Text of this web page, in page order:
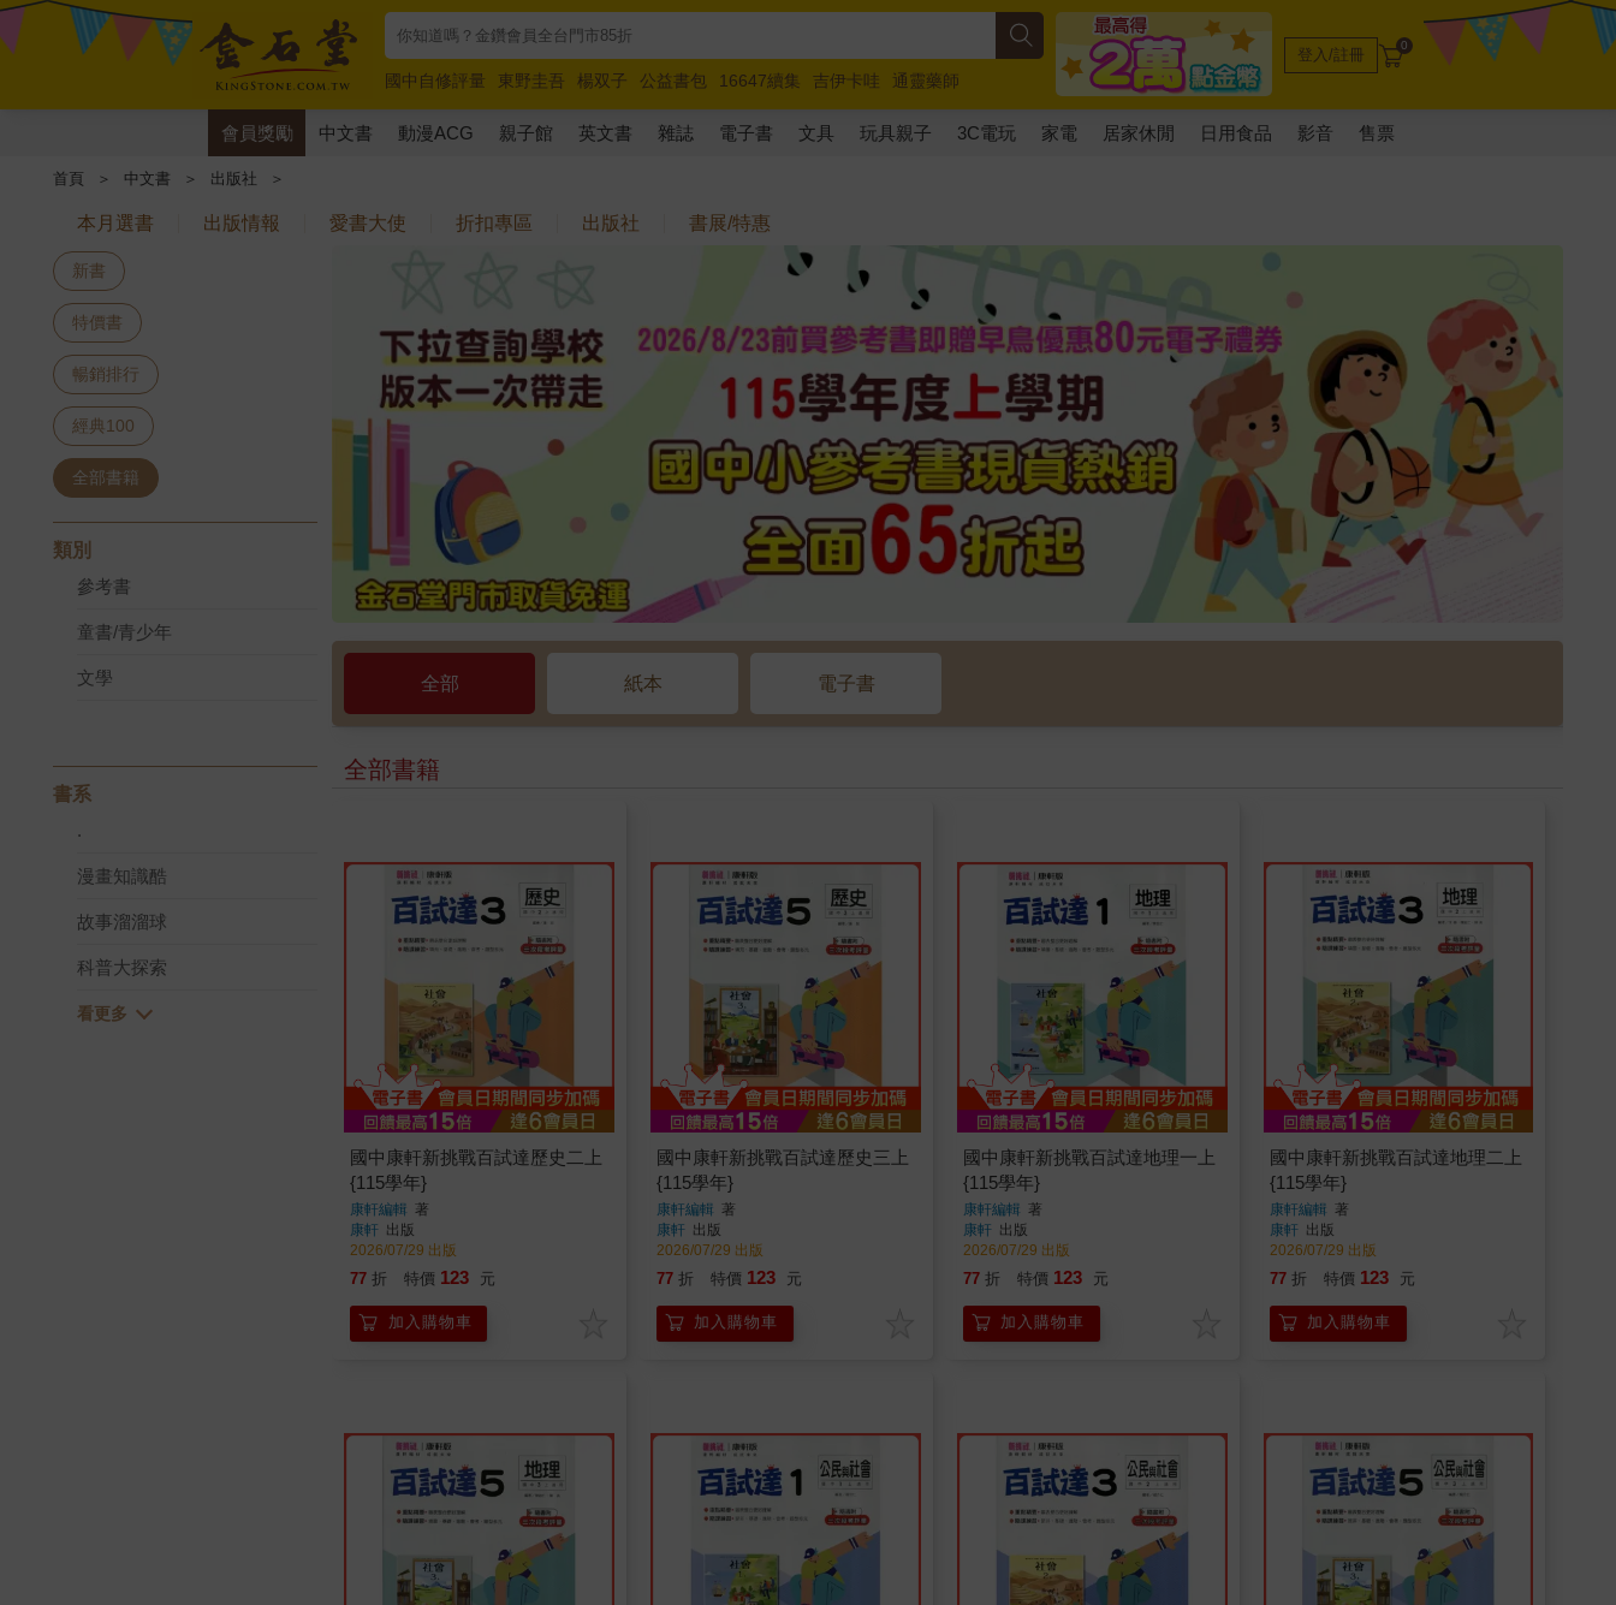
國中自修評量 東野圭吾 楊双子 公益書包 16647續集 吉伊卡哇
通靈藥師
唯紅花綻放
奧德賽 路邊攤新作 馬斯克 玩具總動員5 超慢跑
登入/註冊 0
會員獎勵 中文書 動漫ACG 親子館 英文書 雜誌 電子書 文具 玩具親子 3C電玩 家電 居家休閒 日用食品 影音 售票
首頁 ＞ 中文書 ＞ 出版社 ＞
本月選書 出版情報 愛書大使 折扣專區 出版社 書展/特惠
新書
特價書
暢銷排行
經典100
全部書籍
類別
參考書
童書/青少年
文學
書系
.
漫畫知識酷
故事溜溜球
科普大探索
全部 紙本 電子書
全部書籍
國中康軒新挑戰百試達歷史二上
{115學年}
康軒編輯 著
康軒 出版
2026/07/29 出版
77 折 特價 123 元
加入購物車
國中康軒新挑戰百試達歷史三上
{115學年}
康軒編輯 著
康軒 出版
2026/07/29 出版
77 折 特價 123 元
加入購物車
國中康軒新挑戰百試達地理一上
{115學年}
康軒編輯 著
康軒 出版
2026/07/29 出版
77 折 特價 123 元
加入購物車
國中康軒新挑戰百試達地理二上
{115學年}
康軒編輯 著
康軒 出版
2026/07/29 出版
77 折 特價 123 元
加入購物車